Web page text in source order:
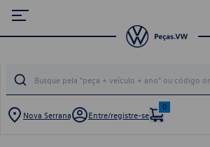
Nova Serrana Entre/registre-se
0